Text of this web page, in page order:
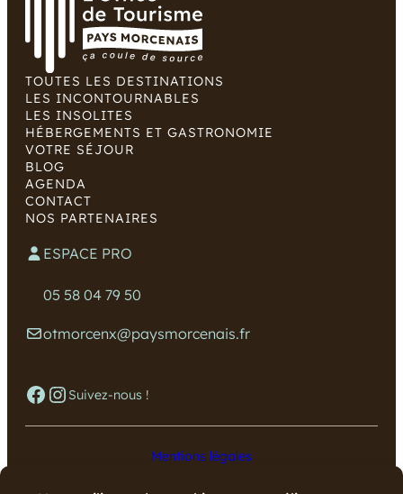
TOUTES LES DESTINATIONS
LES INCONTOURNABLES
LES INSOLITES
HÉBERGEMENTS ET GASTRONOMIE
VOTRE SÉJOUR
BLOG
AGENDA
CONTACT
NOS PARTENAIRES
ESPACE PRO
05 58 04 79 50
otmorcenx@paysmorcenais.fr
Facebook Instagram Suivez-nous !
Mentions légales